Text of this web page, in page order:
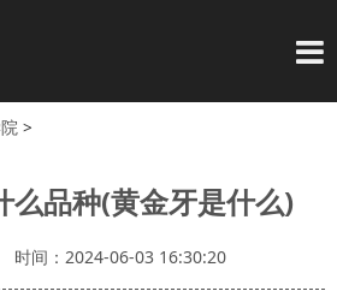
导
>
么品种(黄金牙是什么)
时间：2024-06-03 16:30:20